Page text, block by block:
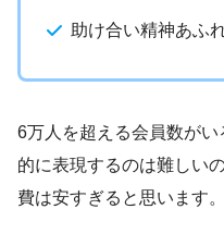
助け合い精神あふ
6万人を超える会員数が
的に表現するのは難しい
費は安すぎると思います。